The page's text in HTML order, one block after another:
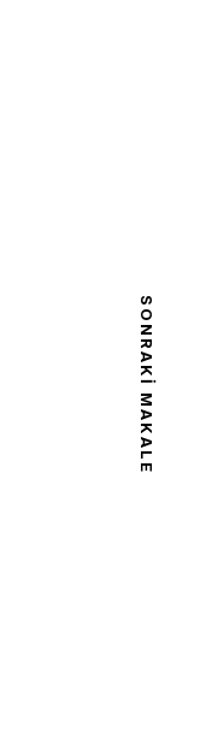
SONRAKI MAKALE